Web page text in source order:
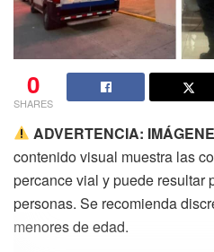
0
SHARES
ADVERTENCIA:
contenido visual muestra las
percance vial y puede resultar
personas. Se recomienda
menores de edad.